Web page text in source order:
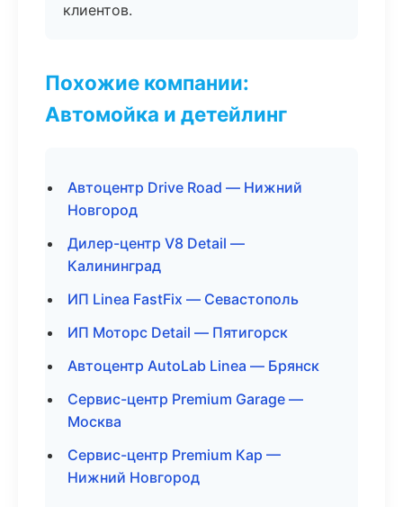
клиентов.
Похожие компании:
Автомойка и детейлинг
Автоцентр Drive Road — Нижний
Новгород
Дилер-центр V8 Detail —
Калининград
ИП Linea FastFix — Севастополь
ИП Моторс Detail — Пятигорск
Автоцентр AutoLab Linea — Брянск
Сервис-центр Premium Garage —
Москва
Сервис-центр Premium Кар —
Нижний Новгород